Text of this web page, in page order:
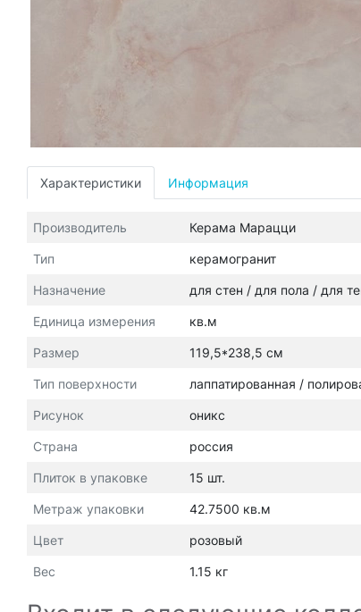
Характеристики Информация
Производитель Керама Марацци
Тип керамогранит
Назначение для стен / для пола / для
Единица измерения кв.м
Размер 119,5*238,5 см
Тип поверхности лаппатированная /
Рисунок оникс
Страна россия
Плиток в упаковке 15 шт.
Метраж упаковки 42.7500 кв.м
Цвет розовый
Вес 1.15 кг